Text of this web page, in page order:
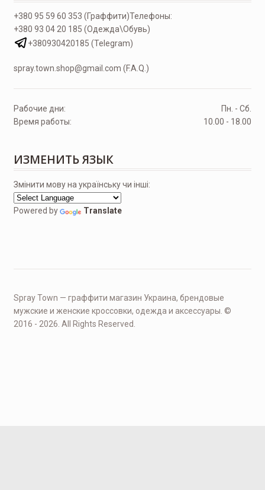
Телефоны:
+380 95 59 60 353 (Граффити)
+380 93 04 20 185 (Одежда\Обувь)
+380930420185 (Telegram)
spray.town.shop@gmail.com (F.A.Q.)
Рабочие дни:
Пн. - Сб.
Время работы:
10.00 - 18.00
ИЗМЕНИТЬ ЯЗЫК
Змінити мову на українську чи інші:
Powered by Translate
Spray Town — граффити магазин Украина, брендовые
мужские и женские кроссовки, одежда и аксессуары. ©
2016 - 2026. All Rights Reserved.